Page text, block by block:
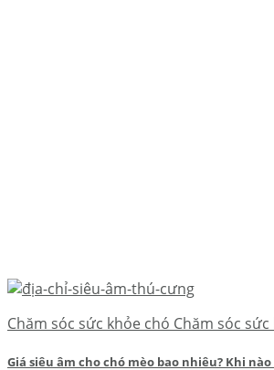
Chăm sóc sức khỏe chó Chăm sóc
Giá siêu âm cho chó mèo bao nhiêu? Khi